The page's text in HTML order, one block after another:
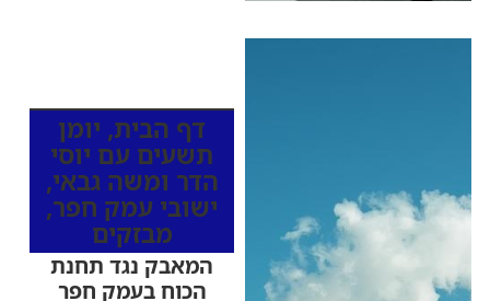
דף הבית,יומן
תשעים עם יוסי
הדר ומשה גבאי,
ישובי עמק חפר ,
מבזקים
המאבק נגד תחנת
הכוח בעמק חפר